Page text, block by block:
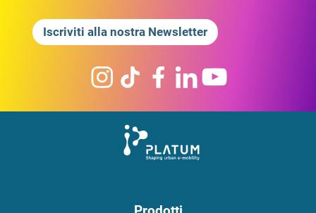
Iscriviti alla nostra Newsletter